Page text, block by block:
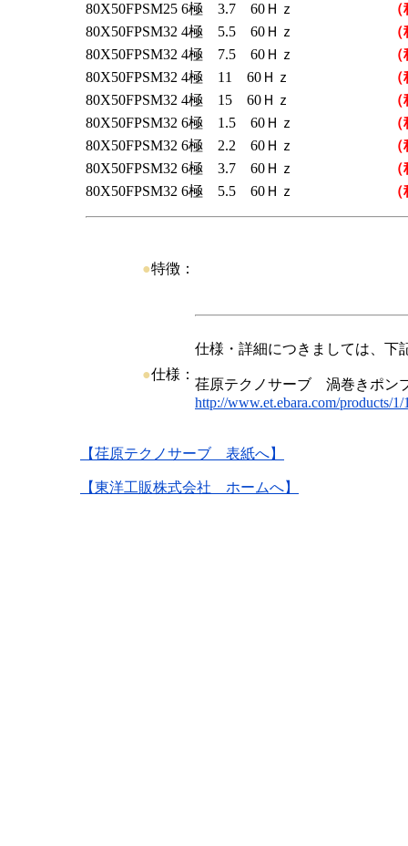
80X50FPSM25 6極 3.7 60Ｈｚ
80X50FPSM32 4極 5.5 60Ｈｚ
80X50FPSM32 4極 7.5 60Ｈｚ
80X50FPSM32 4極 11 60Ｈｚ
80X50FPSM32 4極 15 60Ｈｚ
80X50FPSM32 6極 1.5 60Ｈｚ
80X50FPSM32 6極 2.2 60Ｈｚ
80X50FPSM32 6極 3.7 60Ｈｚ
80X50FPSM32 6極 5.5 60Ｈｚ
●特徴：
●仕様：
仕様・詳細につきましては、下
荏原テクノサーブ 渦巻きポン
http://www.et.ebara.com/products/1/
【荏原テクノサーブ 表紙へ】
【東洋工販株式会社 ホームへ】